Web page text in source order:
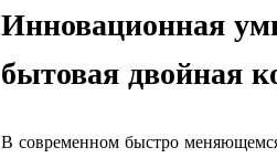
Инновационная
бытовая двойная
В современном быстро